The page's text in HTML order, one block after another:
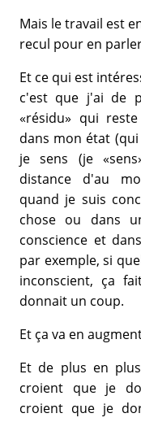
Mais le travail est
recul pour en
Et ce qui est
c'est que j'ai de
«résidu» qui
dans mon état
je sens (je
distance d'au
quand je suis
chose ou dans
conscience et
par exemple, si
inconscient, ça
donnait un coup.
Et ça va en
Et de plus en
croient que je
croient que je